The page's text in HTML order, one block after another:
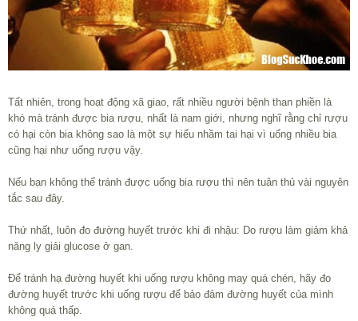
Tất nhiên, trong hoạt động xã giao, rất nhiều người bệnh than phiền là
khó mà tránh được bia rượu, nhất là nam giới, nhưng nghĩ rằng chỉ rượu
có hại còn bia không sao là một sự hiểu nhầm tai hại vì uống nhiều bia
cũng hại như uống rượu vậy.
Nếu bạn không thể tránh được uống bia rượu thì nên tuân thủ vài nguyên
tắc sau đây.
Thứ nhất, luôn đo đường huyết trước khi đi nhậu: Do rượu làm giảm khả
năng ly giải glucose ở gan.
Để tránh hạ đường huyết khi uống rượu không may quá chén, hãy đo
đường huyết trước khi uống rượu để bảo đảm đường huyết của mình
không quá thấp.